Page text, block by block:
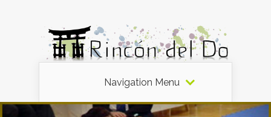
Navigation Menu